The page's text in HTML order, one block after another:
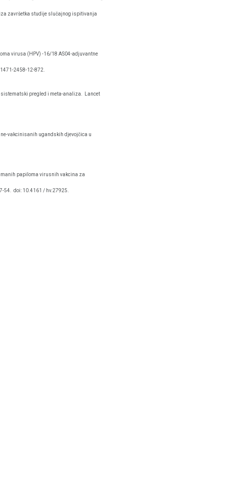
završetka studije slučajnog ispitivanja
virusa (HPV) -16/18 AS04-adjuvantne
2458-12-872.
sistematski pregled i meta-analiza. Lancet
vakcinisanih ugandskih djevojčica u
papiloma virusnih vakcina za
54. doi: 10.4161 / hv.27925.